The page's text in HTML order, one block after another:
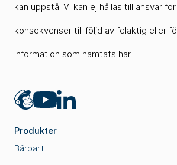
kan uppstå. Vi kan ej hållas till ansvar
konsekvenser till följd av felaktig eller
information som hämtats här.
Mailchimp
YouTubeLinkedIn
Produkter
Bärbart